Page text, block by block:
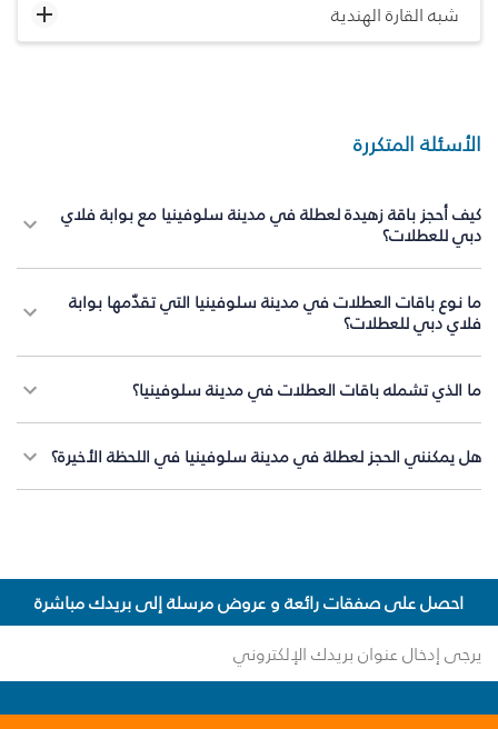
شبه القارة الهندية
الأسئلة المتكررة
كيف أحجز باقة زهيدة لعطلة في مدينة سلوفينيا مع بوابة فلاي
دبي للعطلات؟
ما نوع باقات العطلات في مدينة سلوفينيا التي تقدّمها بوابة
فلاي دبي للعطلات؟
ما الذي تشمله باقات العطلات في مدينة سلوفينيا؟
هل يمكنني الحجز لعطلة في مدينة سلوفينيا في اللحظة الأخيرة؟
احصل على صفقات رائعة و عروض مرسلة إلى بريدك مباشرة